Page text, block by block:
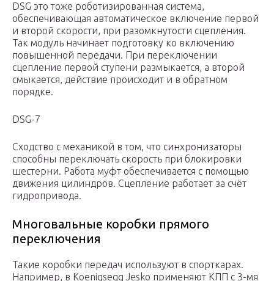
DSG это тоже роботизированная система,
обеспечивающая автоматическое включение первой
и второй скорости, при разомкнутости сцепления.
Так модуль начинает подготовку ко включению
повышенной передачи. При переключении
сцепление первой ступени размыкается, а второй
смыкается, действие происходит и в обратном
порядке.
DSG-7
Сходство с механикой в том, что синхронизаторы
способны переключать скорость при блокировки
шестерни. Работа муфт обеспечивается с помощью
движения цилиндров. Сцепление работает за счёт
гидропривода.
Многовальные коробки прямого
переключения
Такие коробки передач используют в спорткарах.
Например, в Koenigsegg Jesko применяют КПП с 3-мя